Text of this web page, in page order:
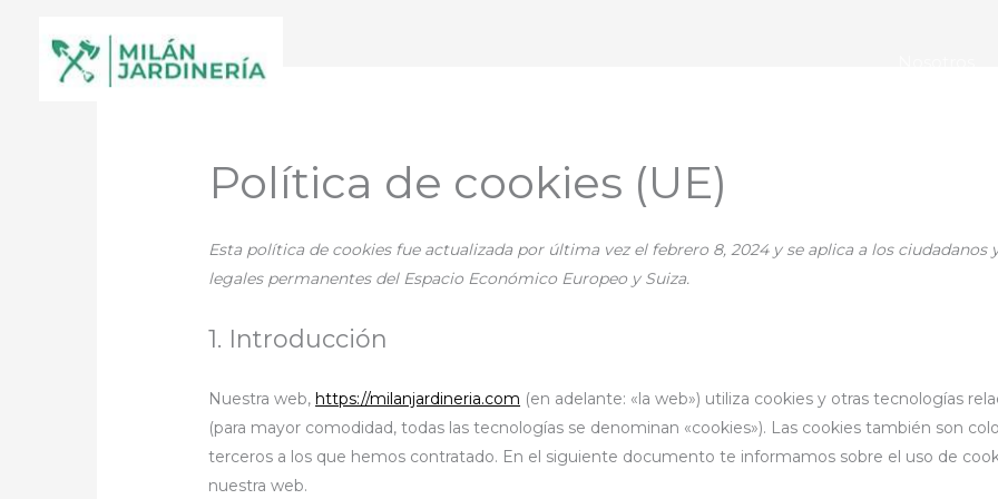
Política de cookies (UE)
Esta política de cookies fue actualizada por última vez el febrero 8, 2024 y se aplica a los ciudadanos
legales permanentes del Espacio Económico Europeo y Suiza.
1. Introducción
Nuestra web,https://milanjardineria.com (en adelante: «la web») utiliza cookies y otras tecnologías
(para mayor comodidad, todas las tecnologías se denominan «cookies»). Las cookies también son
terceros a los que hemos contratado. En el siguiente documento te informamos sobre el uso de
nuestra web.